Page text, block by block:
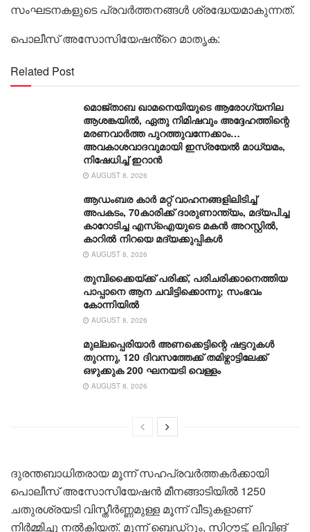
സംഘടനകളുടെ പ്രവർത്തനങ്ങൾ ശ്രദ്ധേയമാകുന്നത്.
പൊലീസ് അസോസിയേഷൻ്റെ മാതൃക:
Related Post
മൊജ്താബ ഖാമനെയിയുടെ ആരോ​ഗ്യനില
ആശങ്കയിൽ, ഏതു നിമിഷവും അദ്ദേഹത്തിന്റെ
മരണവാർത്ത പുറത്തുവന്നേക്കാം…
അവകാശവാദവുമായി ഇസ്രയേൽ മാധ്യമം,
നിഷേധിച്ച് ഇറാൻ
AUGUST 8, 2026
ആഡംബര കാര്‍ മറ്റ് വാഹനങ്ങളിലിടിച്ച്
അപകടം, 70കാരിക്ക് ദാരുണാന്ത്യം, മദ്യപിച്ച
കാറോടിച്ച എസ്ഐയുടെ മകന്‍ അറസ്റ്റില്‍,
കാറില്‍ നിറയെ മദ്യക്കുപ്പികള്‍
AUGUST 8, 2026
തുമ്പിക്കൈയ്ക്ക് പരിക്ക്, പരിചരിക്കാനെത്തിയ
പാപ്പാനെ ആന ചവിട്ടിക്കൊന്നു; സംഭവം
കോന്നിയിൽ
AUGUST 8, 2026
മുല്ലപ്പെരിയാർ അണക്കെട്ടിന്റെ ഷട്ടറുകൾ
തുറന്നു, 120 ദിവസത്തേക്ക് തമിഴ്നാ‌ട്ടിലേക്ക്
ഒഴുക്കുക 200 ഘനയടി വെള്ളം
AUGUST 8, 2026
ദുരന്തബാധിതരായ മൂന്ന് സഹപ്രവർത്തകർക്കായി
പൊലീസ് അസോസിയേഷൻ മീനങ്ങാടിയിൽ 1250
ചതുരശ്രയടി വിസ്തീർണ്ണമുള്ള മൂന്ന് വീടുകളാണ്
നിർമ്മിച്ചു നൽകിയത്. മൂന്ന് ബെഡ്റൂം, സിറ്റൗട്ട്, ലിവിങ്